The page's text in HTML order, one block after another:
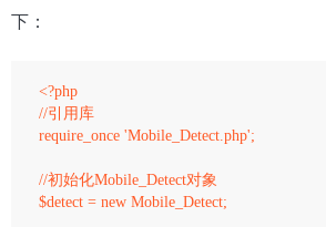
下：
<?php
//引用库
require_once 'Mobile_Detect.php';
//初始化Mobile_Detect对象
$detect = new Mobile_Detect;